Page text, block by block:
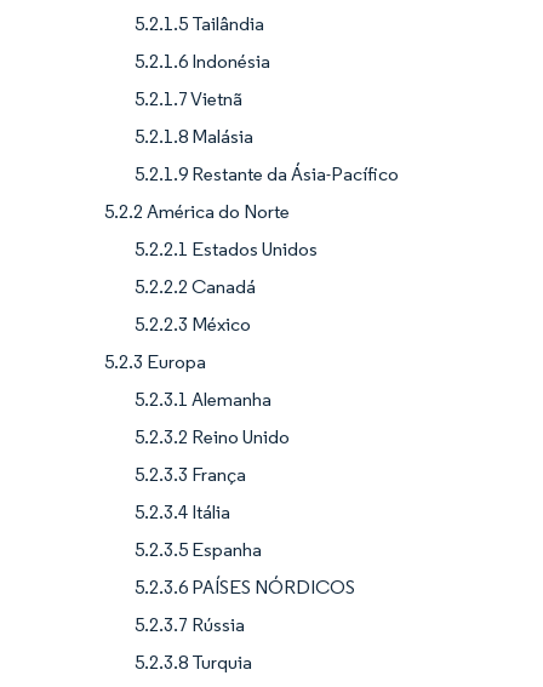
5.2.1.5 Tailândia
5.2.1.6 Indonésia
5.2.1.7 Vietnã
5.2.1.8 Malásia
5.2.1.9 Restante da Ásia-Pacífico
5.2.2 América do Norte
5.2.2.1 Estados Unidos
5.2.2.2 Canadá
5.2.2.3 México
5.2.3 Europa
5.2.3.1 Alemanha
5.2.3.2 Reino Unido
5.2.3.3 França
5.2.3.4 Itália
5.2.3.5 Espanha
5.2.3.6 PAÍSES NÓRDICOS
5.2.3.7 Rússia
5.2.3.8 Turquia